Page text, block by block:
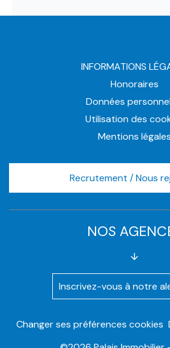
INFORMATIONS
Honoraires
Données
Utilisation des
Mentions légales
Recrutement / Nous
NOS
Inscrivez-vous à notre
Changer ses préférences cookies